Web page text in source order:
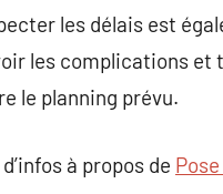
les délais est
les complications et
le planning prévu.
à propos de